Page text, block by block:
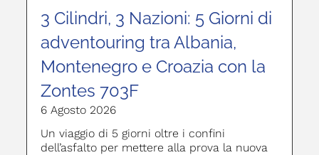
3 Cilindri, 3 Nazioni: 5 Giorni di
adventouring tra Albania,
Montenegro e Croazia con la
Zontes 703F
6 Agosto 2026
Un viaggio di 5 giorni oltre i confini
dell’asfalto per mettere alla prova la nuova